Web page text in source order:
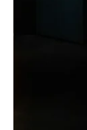
función